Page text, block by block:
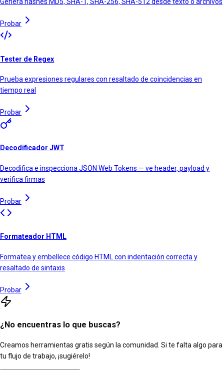
Probar
Tester de Regex
Prueba expresiones regulares con resaltado de coincidencias en
tiempo real
Probar
Decodificador JWT
Decodifica e inspecciona JSON Web Tokens — ve header, payload y
verifica firmas
Probar
Formateador HTML
Formatea y embellece código HTML con indentación correcta y
resaltado de sintaxis
Probar
¿No encuentras lo que buscas?
Creamos herramientas gratis según la comunidad. Si te falta algo para
tu flujo de trabajo, ¡sugiérelo!